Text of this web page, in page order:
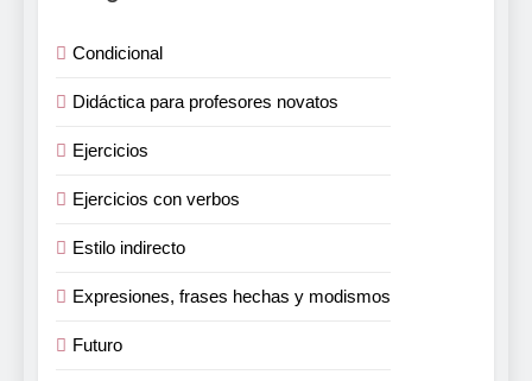
Condicional
Didáctica para profesores novatos
Ejercicios
Ejercicios con verbos
Estilo indirecto
Expresiones, frases hechas y modismos
Futuro